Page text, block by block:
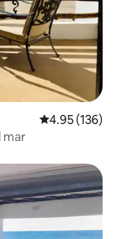
Calificación
4.95 (136)
mar